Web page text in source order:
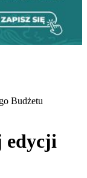
Budżetu
edycji